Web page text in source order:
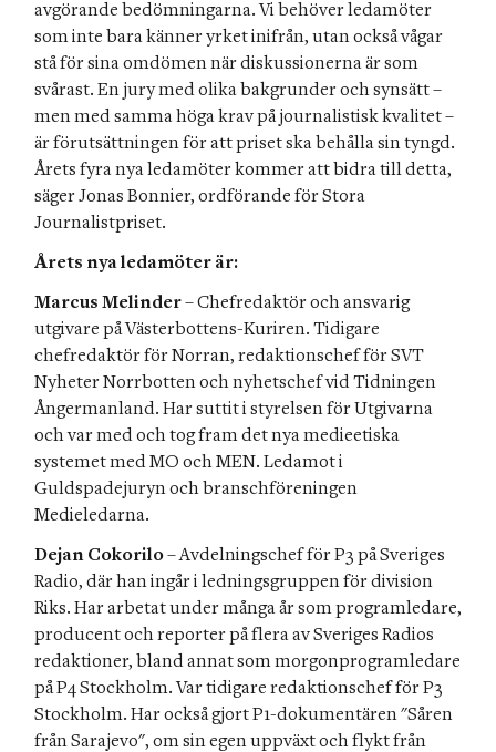
avgörande bedömningarna. Vi behöver ledamöter
som inte bara känner yrket inifrån, utan också vågar
stå för sina omdömen när diskussionerna är som
svårast. En jury med olika bakgrunder och synsätt –
men med samma höga krav på journalistisk kvalitet –
är förutsättningen för att priset ska behålla sin tyngd.
Årets fyra nya ledamöter kommer att bidra till detta,
säger Jonas Bonnier, ordförande för Stora
Journalistpriset.
Årets nya ledamöter är:
Marcus Melinder – Chefredaktör och ansvarig
utgivare på Västerbottens-Kuriren. Tidigare
chefredaktör för Norran, redaktionschef för SVT
Nyheter Norrbotten och nyhetschef vid Tidningen
Ångermanland. Har suttit i styrelsen för Utgivarna
och var med och tog fram det nya medieetiska
systemet med MO och MEN. Ledamot i
Guldspadejuryn och branschföreningen
Medieledarna.
Dejan Cokorilo – Avdelningschef för P3 på Sveriges
Radio, där han ingår i ledningsgruppen för division
Riks. Har arbetat under många år som programledare,
producent och reporter på flera av Sveriges Radios
redaktioner, bland annat som morgonprogramledare
på P4 Stockholm. Var tidigare redaktionschef för P3
Stockholm. Har också gjort P1-dokumentären "Såren
från Sarajevo", om sin egen uppväxt och flykt från